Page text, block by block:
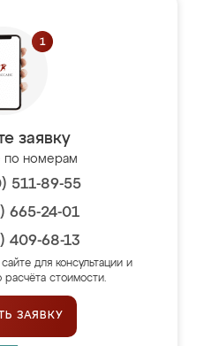
заявку
по номерам
511-89-55
665-24-01
409-68-13
для консультации и
расчёта стоимости.
ЗАЯВКУ